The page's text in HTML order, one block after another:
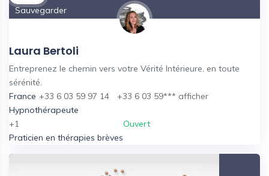
Sauvegarder
Laura Bertoli
Entreprenez le chemin vers votre Vérité Intérieure, en toute
sérénité.
France +33 6 03 59 97 14 +33 6 03 59*** afficher
Hypnothérapeute
+1
Praticien en thérapies brèves
Ouvert